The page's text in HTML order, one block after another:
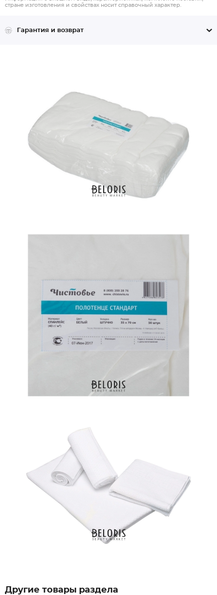
стране изготовления и свойствах носит справочный характер.
Гарантия и возврат
Другие товары раздела